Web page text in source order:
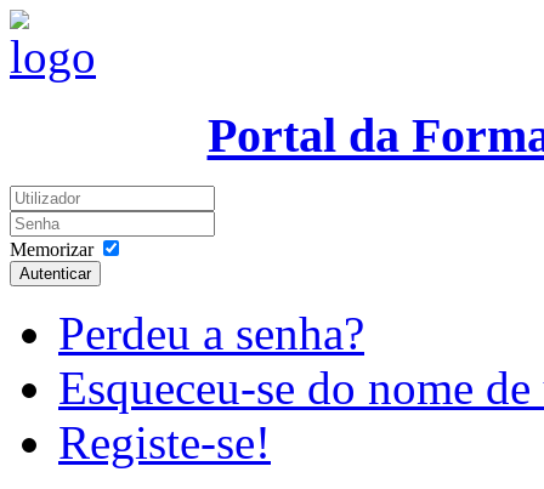
Portal da
Memorizar
Autenticar
Perdeu a senha?
Esqueceu-se do nome
Registe-se!